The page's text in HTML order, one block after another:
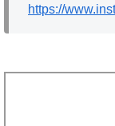
https://